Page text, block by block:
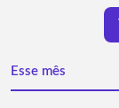
Esse mês